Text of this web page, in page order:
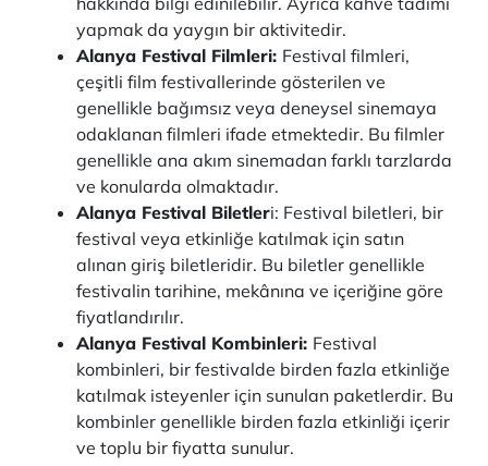
yapmak da yaygın bir aktivitedir.
Alanya Festival Filmleri: Festival filmleri,
çeşitli film festivallerinde gösterilen ve
genellikle bağımsız veya deneysel sinemaya
odaklanan filmleri ifade etmektedir. Bu filmler
genellikle ana akım sinemadan farklı tarzlarda
ve konularda olmaktadır.
Alanya Festival Biletleri: Festival biletleri, bir
festival veya etkinliğe katılmak için satın
alınan giriş biletleridir. Bu biletler genellikle
festivalin tarihine, mekânına ve içeriğine göre
fiyatlandırılır.
Alanya Festival Kombinleri: Festival
kombinleri, bir festivalde birden fazla etkinliğe
katılmak isteyenler için sunulan paketlerdir. Bu
kombinler genellikle birden fazla etkinliği içerir
ve toplu bir fiyatta sunulur.